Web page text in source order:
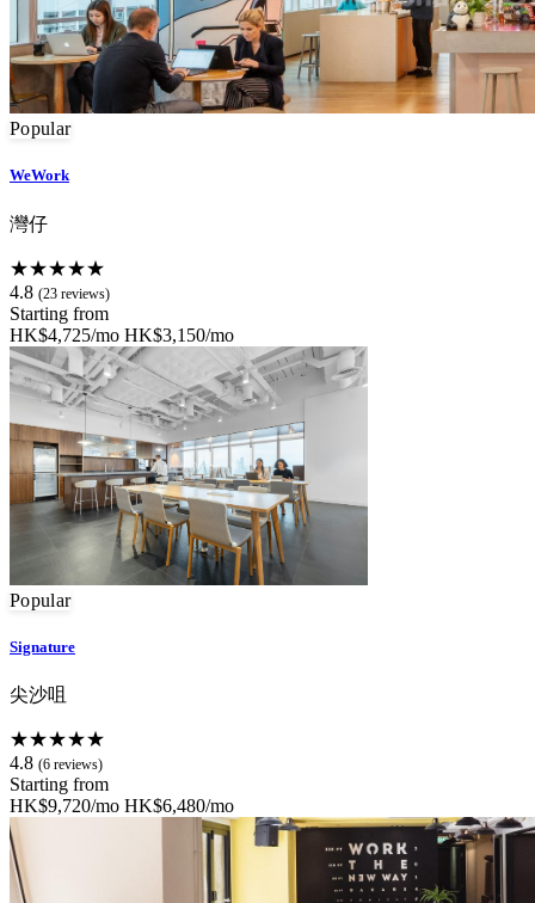
Popular
WeWork
灣仔
★★★★★
4.8 (23 reviews)
Starting from
HK$4,725/mo HK$3,150/mo
Popular
Signature
尖沙咀
★★★★★
4.8 (6 reviews)
Starting from
HK$9,720/mo HK$6,480/mo